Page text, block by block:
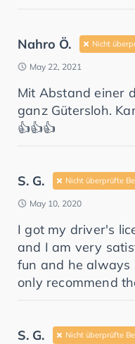
Nahro Ö. Nicht
May 22, 2021
Mit Abstand einer
ganz Gütersloh.
👍👍👍
S. G. Nicht überprüfte
May 10, 2020
I got my driver's
and I am very
fun and he always
only recommend
S. G. Nicht überprüfte